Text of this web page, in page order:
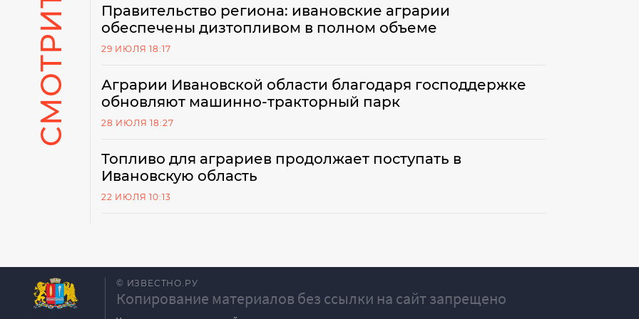
Правительство региона: ивановские аграрии
обеспечены дизтопливом в полном объеме
29 ИЮЛЯ 18:17
Аграрии Ивановской области благодаря господдержке
обновляют машинно-тракторный парк
28 ИЮЛЯ 18:27
Топливо для аграриев продолжает поступать в
Ивановскую область
22 ИЮЛЯ 10:13
© ИЗВЕСТНО.РУ
Копирование материалов без ссылки на сайт запрещено